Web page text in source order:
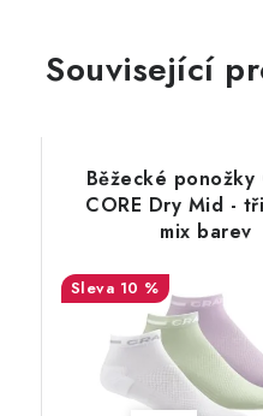
Související
Běžecké ponožky
CORE Dry Mid -
mix barev
10 %